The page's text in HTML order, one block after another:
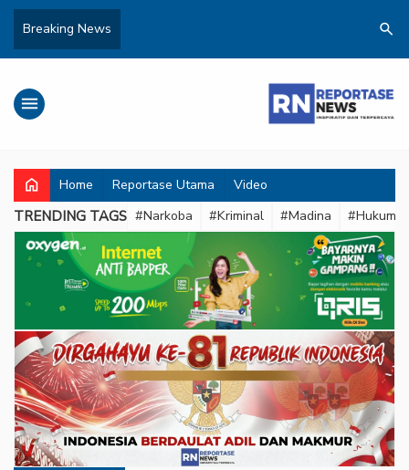
Breaking News search
menu
home Home Reportase Utama Video
TRENDING TAGS #Narkoba #Kriminal #Madina #Hukum